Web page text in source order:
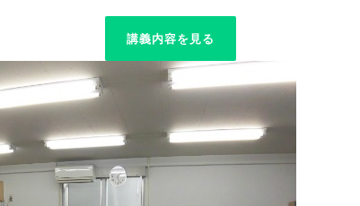
講義内容を見る